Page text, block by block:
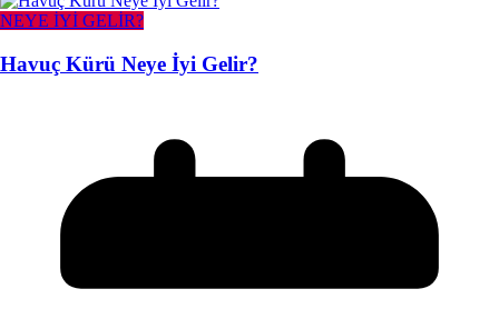
NEYE İYİ GELİR?
Havuç Kürü Neye İyi Gelir?